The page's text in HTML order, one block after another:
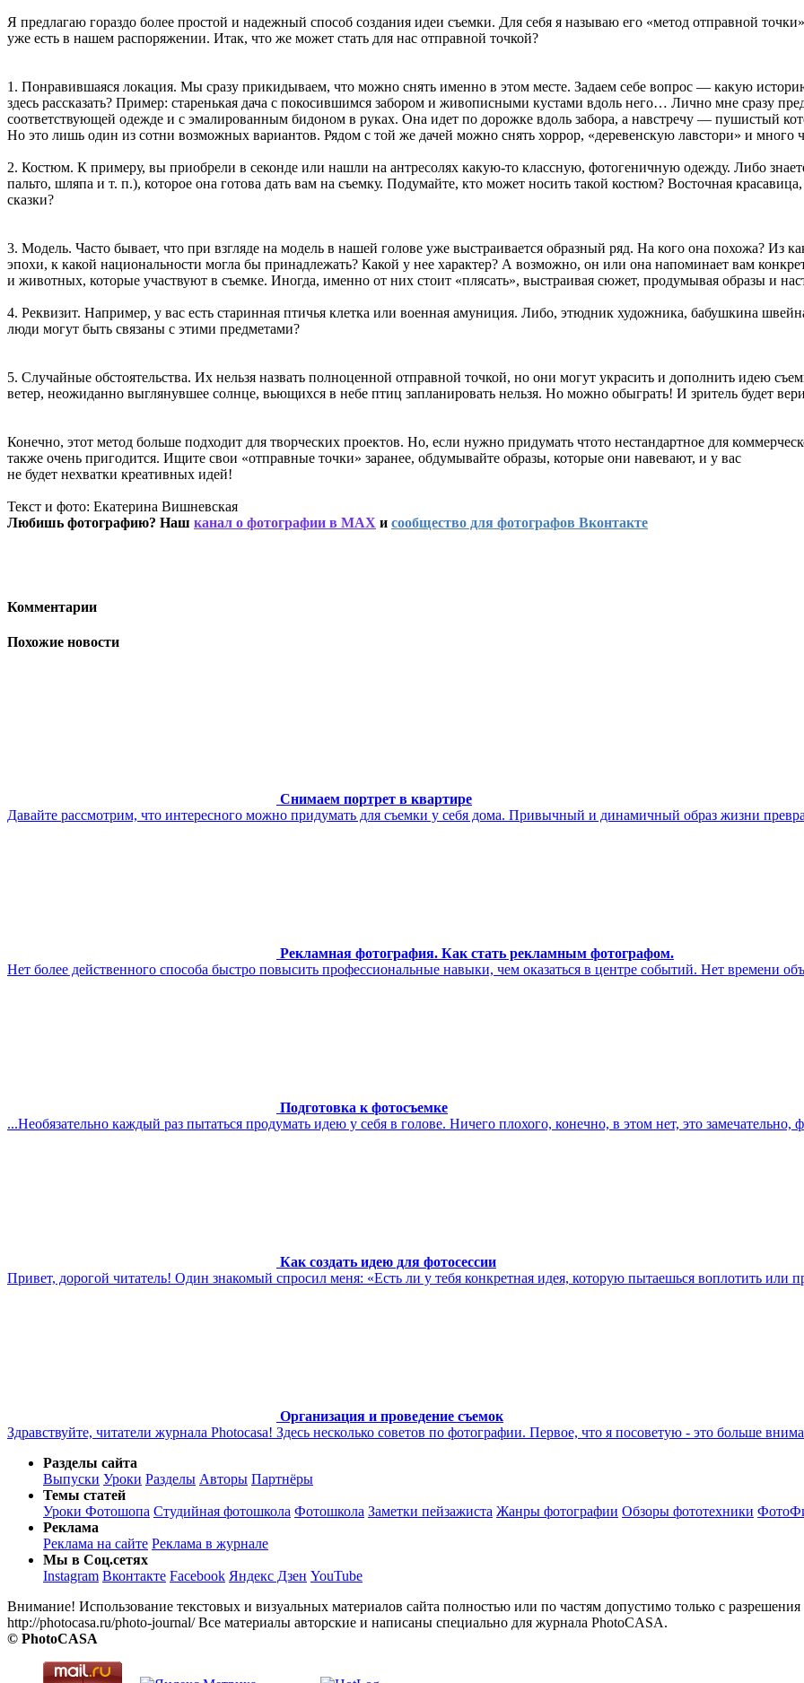
Я предлагаю гораздо более простой и надежный способ создания идеи съемки. Для себя я называю его «метод отправной
уже есть в нашем распоряжении. Итак, что же может стать для нас отправной точкой?
1. Понравившаяся локация. Мы сразу прикидываем, что можно снять именно в этом месте. Задаем себе вопрос — какую
здесь рассказать? Пример: старенькая дача с покосившимся забором и живописными кустами вдоль него… Лично мне сразу
соответствующей одежде и с эмалированным бидоном в руках. Она идет по дорожке вдоль забора, а навстречу — пушистый
Но это лишь один из сотни возможных вариантов. Рядом с той же дачей можно снять хоррор, «деревенскую лавстори» и много
2. Костюм. К примеру, вы приобрели в секонде или нашли на антресолях какую-то классную, фотогеничную одежду. Либо
пальто, шляпа и т. п.), которое она готова дать вам на съемку. Подумайте, кто может носить такой костюм? Восточная
сказки?
3. Модель. Часто бывает, что при взгляде на модель в нашей голове уже выстраивается образный ряд. На кого она похожа? Из
эпохи, к какой национальности могла бы принадлежать? Какой у нее характер? А возможно, он или она напоминает вам
и животных, которые участвуют в съемке. Иногда, именно от них стоит «плясать», выстраивая сюжет, продумывая образы и
4. Реквизит. Например, у вас есть старинная птичья клетка или военная амуниция. Либо, этюдник художника, бабушкина
люди могут быть связаны с этими предметами?
5. Случайные обстоятельства. Их нельзя назвать полноценной отправной точкой, но они могут украсить и дополнить идею
ветер, неожиданно выглянувшее солнце, вьющихся в небе птиц запланировать нельзя. Но можно обыграть! И зритель будет
Конечно, этот метод больше подходит для творческих проектов. Но, если нужно придумать чтото нестандартное для
также очень пригодится. Ищите свои «отправные точки» заранее, обдумывайте образы, которые они навевают, и у вас
не будет нехватки креативных идей!
Текст и фото: Екатерина Вишневская
Любишь фотографию? Наш канал о фотографии в MAX и сообщество для фотографов Вконтакте
Комментарии
Похожие новости
Снимаем портрет в квартире
Давайте рассмотрим, что интересного можно придумать для съемки у себя дома. Привычный и динамичный образ жизни
Рекламная фотография. Как стать рекламным фотографом.
Нет более действенного способа быстро повысить профессиональные навыки, чем оказаться в центре событий. Нет времени
Подготовка к фотосъемке
...Необязательно каждый раз пытаться продумать идею у себя в голове. Ничего плохого, конечно, в этом нет, это
Как создать идею для фотосессии
Привет, дорогой читатель! Один знакомый спросил меня: «Есть ли у тебя конкретная идея, которую пытаешься воплотить или
Организация и проведение съемок
Здравствуйте, читатели журнала Photocasa! Здесь несколько советов по фотографии. Первое, что я посоветую - это больше
Разделы сайта
Выпуски Уроки Разделы Авторы Партнёры
Темы статей
Уроки Фотошопа Студийная фотошкола Фотошкола Заметки пейзажиста Жанры фотографии Обзоры фототехники
Реклама
Реклама на сайте Реклама в журнале
Мы в Соц.сетях
Instagram Вконтакте Facebook Яндекс Дзен YouTube
Внимание! Использование текстовых и визуальных материалов сайта полностью или по частям допустимо только с
http://photocasa.ru/photo-journal/ Все материалы авторские и написаны специально для журнала PhotoCASA.
© PhotoCASA